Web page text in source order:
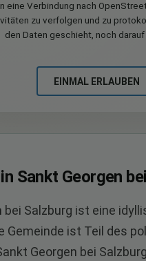
eine Verbindung nach
zu verfolgen und zu
den Daten geschieht, noch
EINMAL ERLAUBEN
Sankt Georgen
bei Salzburg ist eine
Gemeinde ist Teil des
Georgen bei